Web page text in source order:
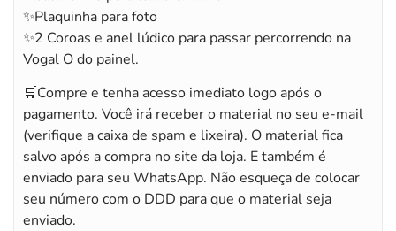
✨Plaquinha para foto
✨2 Coroas e anel lúdico para passar percorrendo na
Vogal O do painel.
🛒Compre e tenha acesso imediato logo após o
pagamento. Você irá receber o material no seu e-mail
(verifique a caixa de spam e lixeira). O material fica
salvo após a compra no site da loja. E também é
enviado para seu WhatsApp. Não esqueça de colocar
seu número com o DDD para que o material seja
enviado.